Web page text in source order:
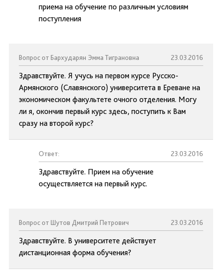
приема на обучение по различным условиям
поступления
Вопрос от Бархударян Эмма Тиграновна 23.03.2016
Здравствуйте. Я учусь на первом курсе Русско-
Армянского (Славянского) университета в Ереване на
экономическом факультете очного отделения. Могу
ли я, окончив первый курс здесь, поступить к Вам
сразу на второй курс?
Ответ: 23.03.2016
Здравствуйте. Прием на обучение
осуществляется на первый курс.
Вопрос от Шутов Дмитрий Петрович 23.03.2016
Здравствуйте. В университете действует
дистанционная форма обучения?